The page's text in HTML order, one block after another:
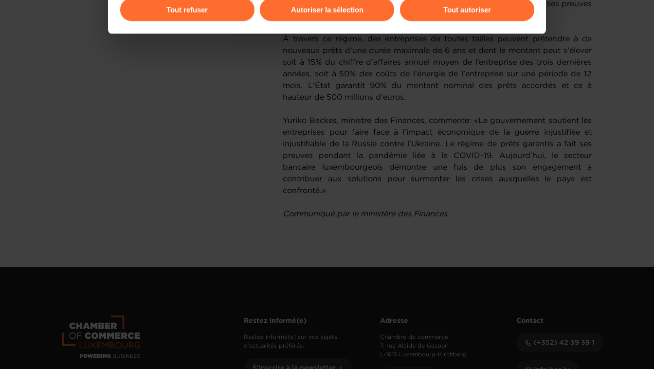
gauche de chaque page.
Charte d’usage des cookies et notrePolitique de protection des données
Tout refuser Autoriser la sélection Tout autoriser
l'économie réelle. Le régime est calqué sur un modèle qui a déjà fait ses preuves
À travers ce régime, des entreprises de toutes tailles peuvent prétendre à de
nouveaux prêts d’une durée maximale de 6 ans et dont le montant peut s’élever
soit à 15% du chiffre d'affaires annuel moyen de l’entreprise des trois dernières
années, soit à 50% des coûts de l’énergie de l'entreprise sur une période de 12
mois. L'État garantit 90% du montant nominal des prêts accordés et ce à
hauteur de 500 millions d'euros.
Yuriko Backes, ministre des Finances, commente: «Le gouvernement soutient les
entreprises pour faire face à l'impact économique de la guerre injustifiée et
injustifiable de la Russie contre l'Ukraine. Le régime de prêts garantis a fait ses
preuves pendant la pandémie liée à la COVID-19. Aujourd’hui, le secteur
bancaire luxembourgeois démontre une fois de plus son engagement à
contribuer aux solutions pour surmonter les crises auxquelles le pays est
confronté.»
Communiqué par le ministère des Finances
Restez informé(e)
Restez informé(e) sur vos sujets
d’actualités préférés.
Adresse
Chambre de commerce
7, rue Alcide de Gasperi
L-1615 Luxembourg-Kirchberg
Contact
(+352) 42 39 39 1